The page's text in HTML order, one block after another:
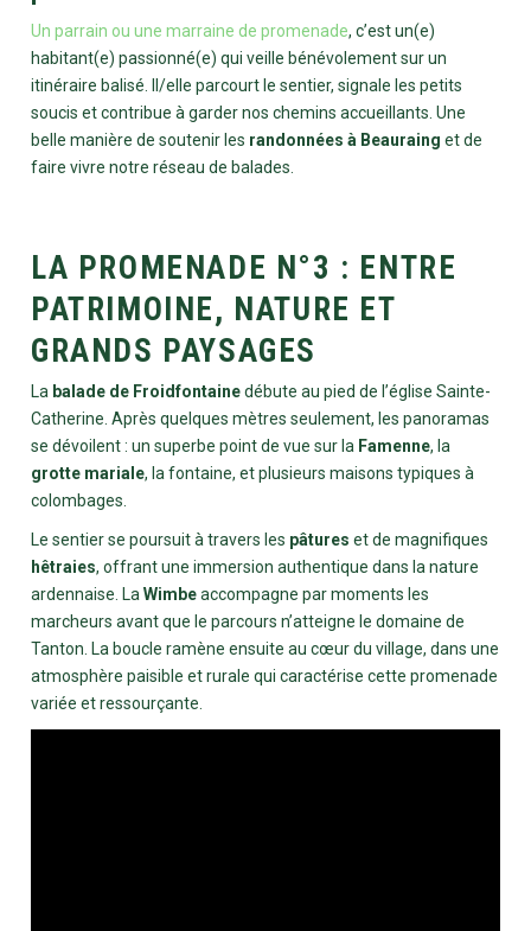
Un parrain ou une marraine de promenade, c’est un(e)
habitant(e) passionné(e) qui veille bénévolement sur un
itinéraire balisé. Il/elle parcourt le sentier, signale les petits
soucis et contribue à garder nos chemins accueillants. Une
belle manière de soutenir les randonnées à Beauraing et de
faire vivre notre réseau de balades.
LA PROMENADE N°3 : ENTRE
PATRIMOINE, NATURE ET
GRANDS PAYSAGES
La balade de Froidfontainedébute au pied de l’église Sainte-
Catherine. Après quelques mètres seulement, les panoramas
se dévoilent : un superbe point de vue sur la Famenne, la
grotte mariale, la fontaine, et plusieurs maisons typiques à
colombages.
Le sentier se poursuit à travers les pâtures et de magnifiques
hêtraies, offrant une immersion authentique dans la nature
ardennaise. La Wimbeaccompagne par moments les
marcheurs avant que le parcours n’atteigne le domaine de
Tanton. La boucle ramène ensuite au cœur du village, dans une
atmosphère paisible et rurale qui caractérise cette promenade
variée et ressourçante.